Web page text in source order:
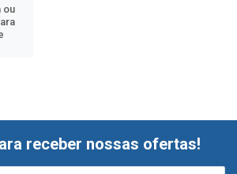
ou
receber nossas ofertas!